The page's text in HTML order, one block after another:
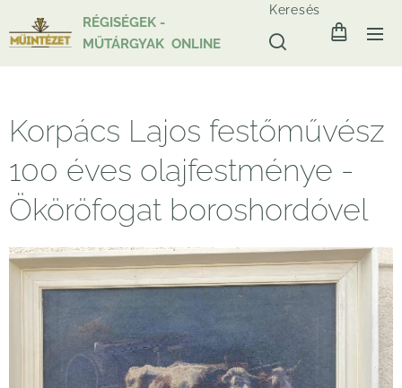
RÉGISÉGEK -
MŰTÁRGYAK ONLINE
Keresés
Korpács Lajos festőművész
100 éves olajfestménye -
Ököröfogat boroshordóvel